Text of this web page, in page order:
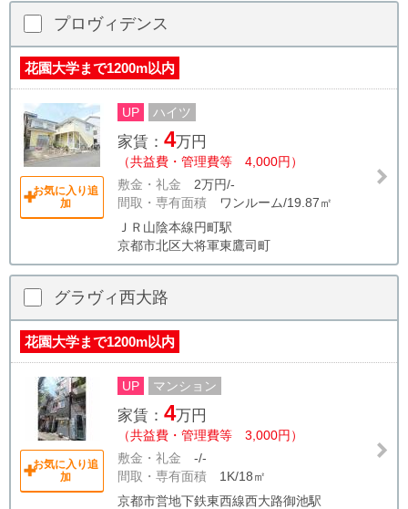
プロヴィデンス
花園大学まで1200m以内
お気に入り追
加
UP ハイツ
家賃： 4万円
（共益費・管理費等 4,000円）
敷金・礼金 2万円/-
間取・専有面積 ワンルーム/19.87㎡
ＪＲ山陰本線円町駅
京都市北区大将軍東鷹司町
グラヴィ西大路
花園大学まで1200m以内
お気に入り追
加
UP マンション
家賃： 4万円
（共益費・管理費等 3,000円）
敷金・礼金 -/-
間取・専有面積 1K/18㎡
京都市営地下鉄東西線西大路御池駅